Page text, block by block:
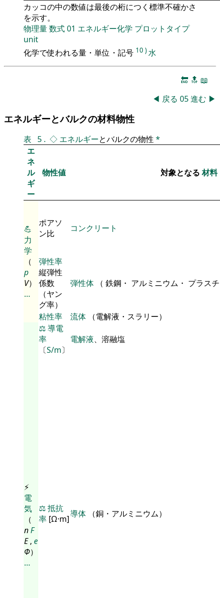
カッコの中の数値は最後の桁につく標準不確かさ
を示す。
物理量数式01 エネルギー化学 プロットタイプ
unit
化学で使われる量・単位・記号 10 )水
🔚 🔝 📖
◀ 戻る 05進む ▶
エネルギーとバルクの材料物性
表 5 . ◇ エネルギーとバルクの物性 *
エ
ネ
ル
ギ
ー
物性値 対象となる材料
💪
力
学
（
p
V）
…
ポアソ
ン比
コンクリート
弾性率
縦弾性
係数
（ヤン
グ率）
弾性体 （ 鉄鋼・ アルミニウム・ プラス
粘性率 流体 （電解液・スラリー）
⚡
電
気
（
nF
E, e
Φ）
…
⚖️導電
率
〔S/m〕
電解液、溶融塩
⚖️抵抗
率 [Ω·m]導体 （銅・アルミニウム）